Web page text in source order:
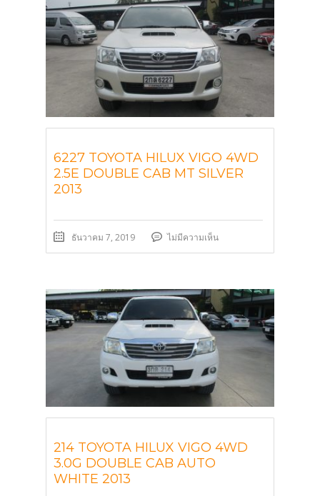
6227 TOYOTA HILUX VIGO 4WD
2.5E DOUBLE CAB MT SILVER
2013
ธันวาคม 7, 2019 ไม่มีความเห็น
214 TOYOTA HILUX VIGO 4WD
3.0G DOUBLE CAB AUTO
WHITE 2013